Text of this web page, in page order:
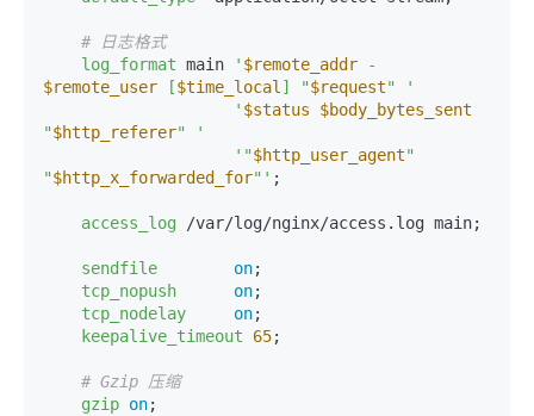
# 日志格式
log_format main ' $remote_addr
$remote_user [$time_local] "$request" '
' $status
$body_bytes_sent
"$http_referer" '
'"$http_user_agent"
"$http_x_forwarded_for"' ;
access_log /var/log/nginx/access.log main;
sendfile on;
tcp_nopush
on;
tcp_nodelay
on;
keepalive_timeout
65;
# Gzip 压缩
gzip on;